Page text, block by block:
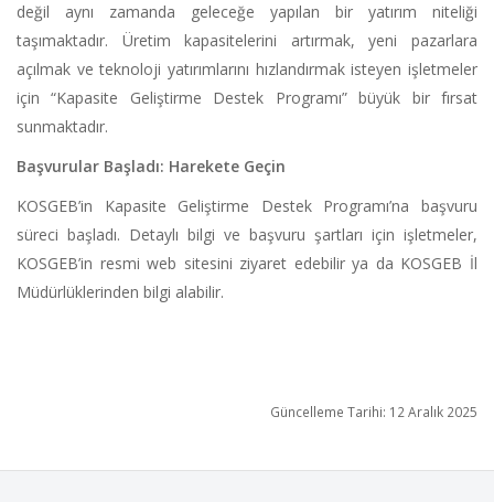
değil aynı zamanda geleceğe yapılan bir yatırım niteliği
taşımaktadır. Üretim kapasitelerini artırmak, yeni pazarlara
açılmak ve teknoloji yatırımlarını hızlandırmak isteyen işletmeler
için “Kapasite Geliştirme Destek Programı” büyük bir fırsat
sunmaktadır.
Başvurular Başladı: Harekete Geçin
KOSGEB’in Kapasite Geliştirme Destek Programı’na başvuru
süreci başladı. Detaylı bilgi ve başvuru şartları için işletmeler,
KOSGEB’in resmi web sitesini ziyaret edebilir ya da KOSGEB İl
Müdürlüklerinden bilgi alabilir.
Güncelleme Tarihi: 12 Aralık 2025